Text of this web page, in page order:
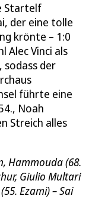
Startelf
der eine tolle
krönte – 1:0
Alec Vinci als
sodass der
führte eine
Noah
Streich alles
Hammouda (68.
Giulio Multari
Ezami) – Sai